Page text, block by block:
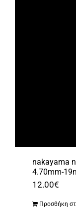
nakayama
4.70mm-
12.00€
Προσθήκη